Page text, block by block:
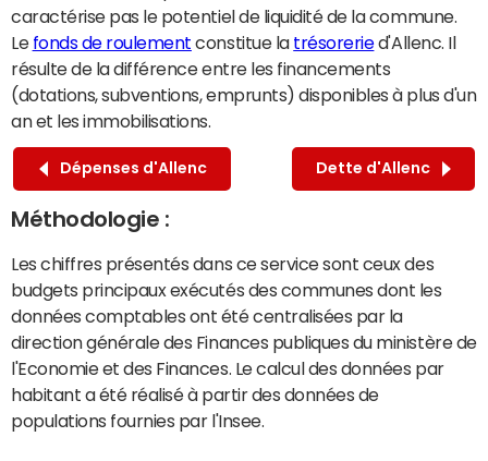
caractérise pas le potentiel de liquidité de la commune.
Le fonds de roulement constitue la trésoreried'Allenc. Il
résulte de la différence entre les financements
(dotations, subventions, emprunts) disponibles à plus d'un
an et les immobilisations.
Dépenses d'Allenc Dette d'Allenc
Méthodologie :
Les chiffres présentés dans ce service sont ceux des
budgets principaux exécutés des communes dont les
données comptables ont été centralisées par la
direction générale des Finances publiques du ministère de
l'Economie et des Finances. Le calcul des données par
habitant a été réalisé à partir des données de
populations fournies par l'Insee.